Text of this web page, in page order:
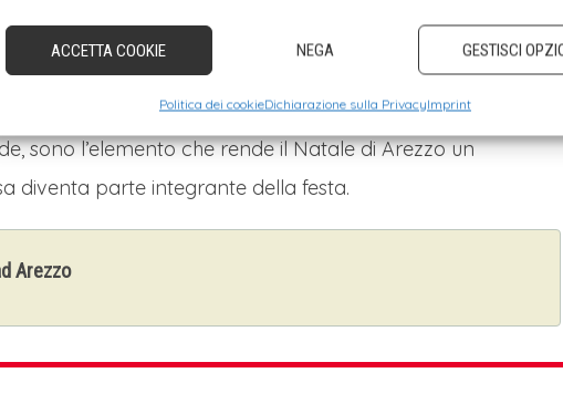
ACCETTA COOKIE NEGA GESTISCI
Politica dei cookieDichiarazione sulla PrivacyImprint
e mercatino tradizionale rende questo evento unico in
parte del Paese e dall’estero. Le proiezioni luminose,
sono l’elemento che rende il Natale di Arezzo un
diventa parte integrante della festa.
Arezzo